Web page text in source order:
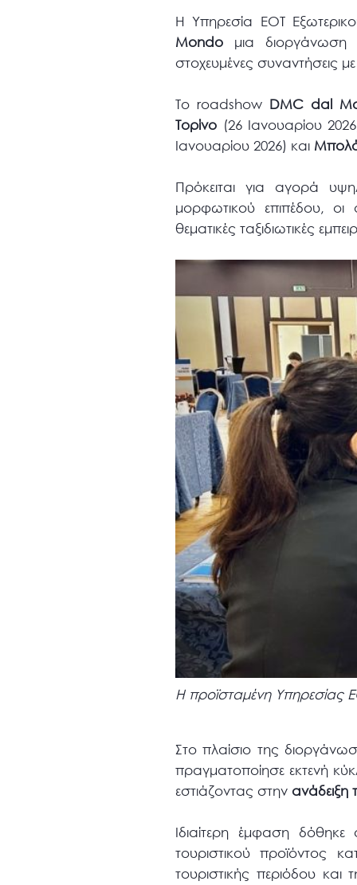
H Υπηρεσία ΕΟΤ
Mondo μια διοργάνωση
στοχευμένες συναντήσεις
Το roadshow DMC dal
Τορίνο (26 Ιανουαρίου
Ιανουαρίου 2026) και
Πρόκειται για αγορά
μορφωτικού επιπέδου, οι
θεματικές ταξιδιωτικές
Η προϊσταμένη Υπηρεσίας
Στο πλαίσιο της
πραγματοποίησε εκτενή
εστιάζοντας στην
Ιδιαίτερη έμφαση δόθηκε
τουριστικού προϊόντος
τουριστικής περιόδου